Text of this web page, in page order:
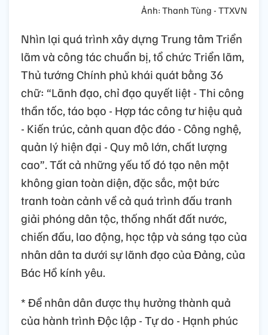
Ảnh: Thanh Tùng - TTXVN
Nhìn lại quá trình xây dựng Trung tâm Triển
lãm và công tác chuẩn bị, tổ chức Triển lãm,
Thủ tướng Chính phủ khái quát bằng 36
chữ: “Lãnh đạo, chỉ đạo quyết liệt - Thi công
thần tốc, táo bạo - Hợp tác công tư hiệu quả
- Kiến trúc, cảnh quan độc đáo - Công nghệ,
quản lý hiện đại - Quy mô lớn, chất lượng
cao”. Tất cả những yếu tố đó tạo nên một
không gian toàn diện, đặc sắc, một bức
tranh toàn cảnh về cả quá trình đấu tranh
giải phóng dân tộc, thống nhất đất nước,
chiến đấu, lao động, học tập và sáng tạo của
nhân dân ta dưới sự lãnh đạo của Đảng, của
Bác Hồ kính yêu.
* Để nhân dân được thụ hưởng thành quả
của hành trình Độc lập - Tự do - Hạnh phúc